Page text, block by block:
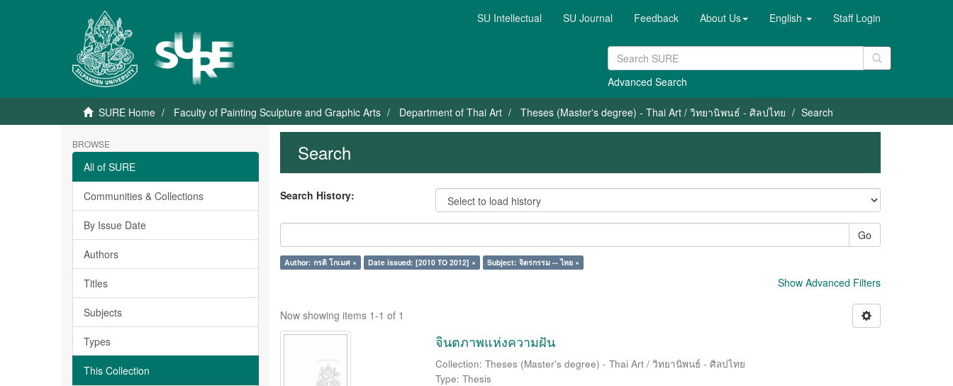
SU Intellectual SU Journal Feedback About Us English Staff Login
Advanced Search
SURE Home Faculty of Painting Sculpture and Graphic Arts Department of Thai Art Theses (Master's degree) - Thai Art / วิทยานิพนธ์ - ศิลปไทย Search
BROWSE
All of SURE
Communities & Collections
By Issue Date
Authors
Titles
Subjects
Types
This Collection
Search
Search History:
Go
Author: กรติ โกเมศ × Date issued: [2010 TO 2012] × Subject: จิตรกรรม -- ไทย ×
Show Advanced Filters
Now showing items 1-1 of 1
จินตภาพแห่งความฝัน
Collection: Theses (Master's degree) - Thai Art / วิทยานิพนธ์ - ศิลปไทย
Type: Thesis